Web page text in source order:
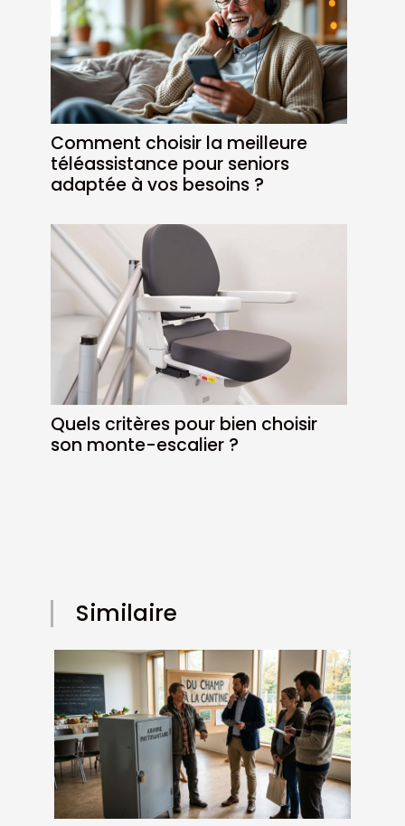
Comment choisir la meilleure
téléassistance pour seniors
adaptée à vos besoins ?
Quels critères pour bien choisir
son monte-escalier ?
Similaire